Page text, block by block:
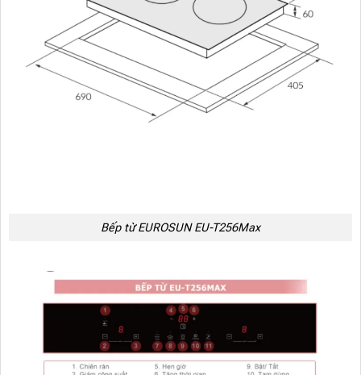
Bếp từ EUROSUN EU-T256Max